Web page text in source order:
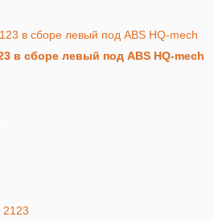
в сборе левый под ABS HQ-mech